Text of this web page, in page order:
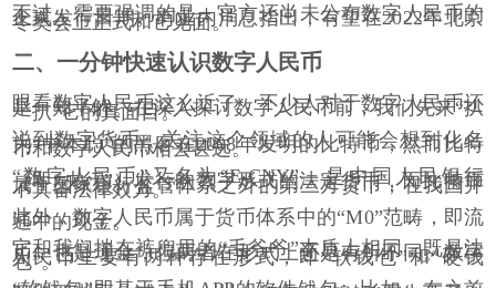
不过，需要强调的是，官方还尚未公布数字人民币的
正式发行日期。有业内消息指出，有望在2022年北京
冬奥会上正式和它见面。
二、一分钟快速认识数字人民币
眼看数字人民币这么近了，不少人对于数字人民币还
是一知半解。在深入探讨数字人民币前，我们先来“扒
一扒”它的真面目。
说到数字货币，关注这个领域的人可能会想到化名
为“中本聪”的黑客在2008年发明的比特币，然而比特
币和数字人民币相去甚远。
“数字人民币”又名为“E-CNY”，是中国人民银行
（即“央行”）发行的数字形式的法定货币，而比特币
属于国家银行监管体系之外的第三方货币，在我国并
不具备法律效力。
此外，数字人民币属于货币体系中的“M0”范畴，即流
通中的现金。
它和我们揣在裤兜里的“毛爷爷”本质上相同，既是法
币，也是现金，但两者在形式上还是有所不同。数字
人民币主要有两种存在形式，即“软钱包”和“硬钱
包”。